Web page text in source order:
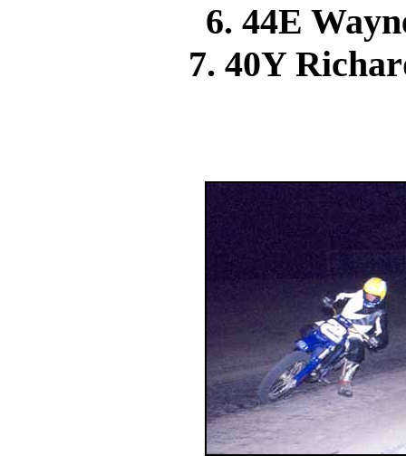
6. 44E
7. 40Y